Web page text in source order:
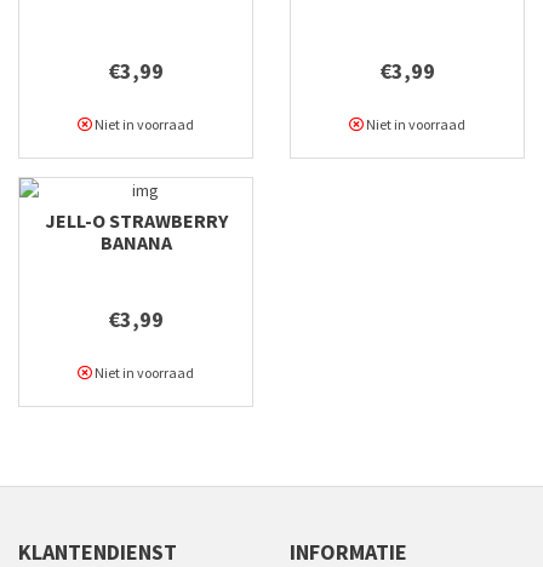
€3,99
Niet in voorraad
€3,99
Niet in voorraad
JELL-O STRAWBERRY
BANANA
€3,99
Niet in voorraad
KLANTENDIENST INFORMATIE